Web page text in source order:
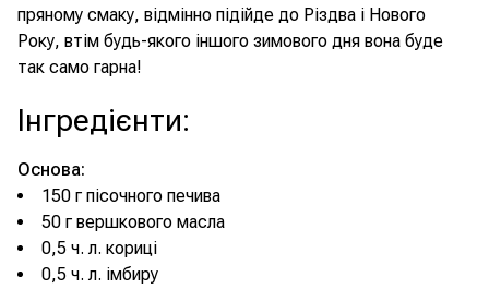
пряному смаку, відмінно підійде до Різдва і Нового
Року, втім будь-якого іншого зимового дня вона буде
так само гарна!
Інгредієнти:
Основа:
150 г пісочного печива
50 г вершкового масла
0,5 ч. л. кориці
0,5 ч. л. імбиру